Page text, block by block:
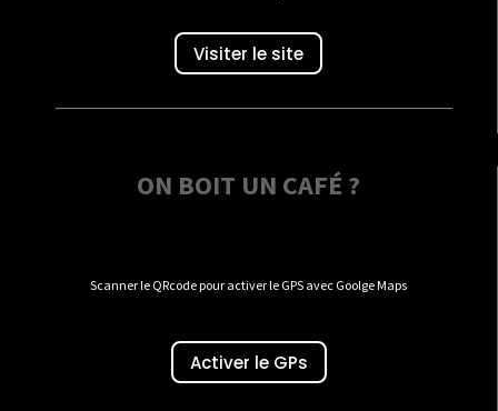
Visiter le site
ON BOIT UN CAFÉ ?
Scanner le QRcode pour activer le GPS avec Goolge Maps
Activer le GPs